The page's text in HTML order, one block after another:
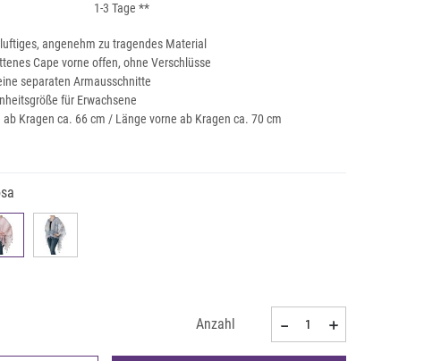
1-3 Tage **
angenehm zu tragendes Material
Cape vorne offen, ohne Verschlüsse
separaten Armausschnitte
für Erwachsene
ab Kragen ca. 66 cm / Länge vorne ab Kragen ca. 70 cm
Anzahl